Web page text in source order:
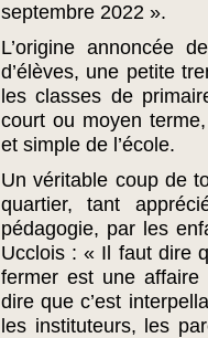
septembre 2022 ».
L’origine annoncée
d’élèves, une petite
les classes de
court ou moyen
et simple de l’école.
Un véritable coup de
quartier, tant
pédagogie, par les
Ucclois : « Il faut dire
fermer est une affaire
dire que c’est
les instituteurs, les